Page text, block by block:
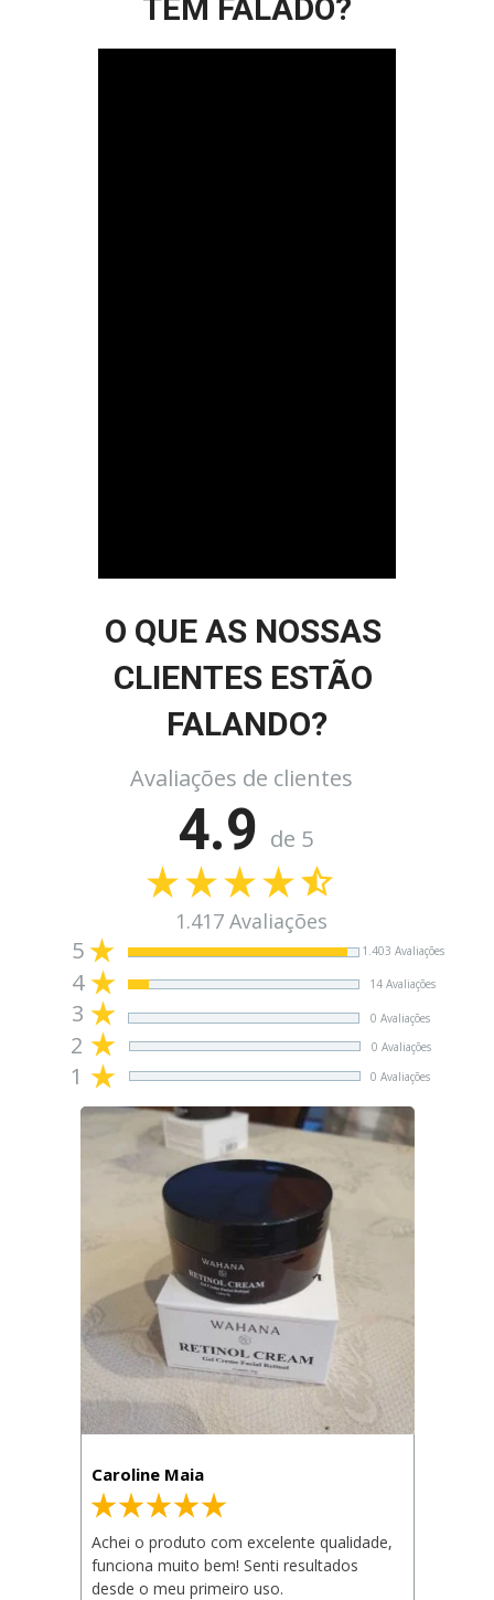
TEM FALADO?
O QUE AS NOSSAS
CLIENTES ESTÃO
FALANDO?
4.9
1.417 Avaliações
Avaliações de clientes
de 5
5 1.403 Avaliações
4 14 Avaliações
3 0 Avaliações
2 0 Avaliações
1 0 Avaliações
Achei o produto com excelente qualidade,
funciona muito bem! Senti resultados
desde o meu primeiro uso.
Caroline Maia